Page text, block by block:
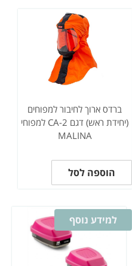
ברדס ארוך לחיבור למפוחים
(יחידת ראש) דגם CA-2 למפוחי
MALINA
הוספה לסל
למידע נוסף